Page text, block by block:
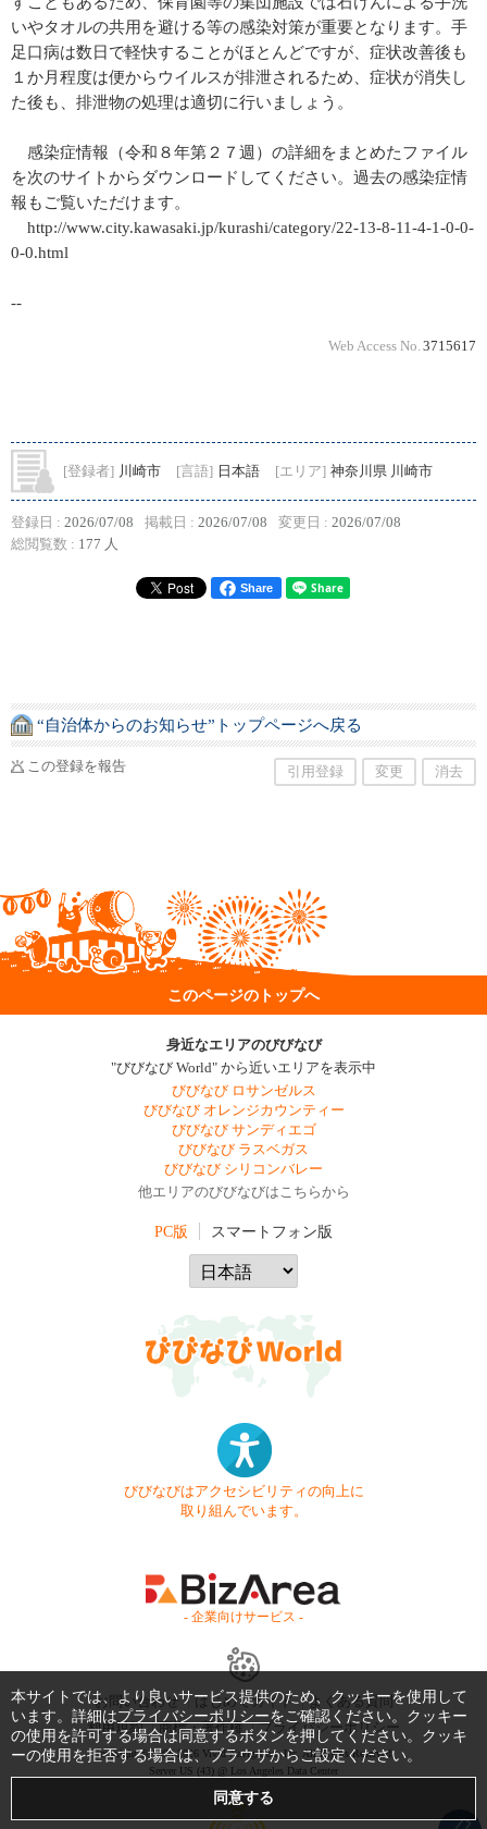
いやタオルの共用を避ける等の感染対策が重要となります。手
足口病は数日で軽快することがほとんどですが、症状改善後も
１か月程度は便からウイルスが排泄されるため、症状が消失し
た後も、排泄物の処理は適切に行いましょう。
感染症情報（令和８年第２７週）の詳細をまとめたファイル
を次のサイトからダウンロードしてください。過去の感染症情
報もご覧いただけます。
http://www.city.kawasaki.jp/kurashi/category/22-13-8-11-4-1-0-0-
0-0.html
--
Web Access No. 3715617
[登録者] 川崎市 [言語] 日本語 [エリア] 神奈川県 川崎市
登録日 : 2026/07/08 掲載日 : 2026/07/08 変更日 : 2026/07/08
総閲覧数 : 177 人
Share
“自治体からのお知らせ”トップページへ戻る
この登録を報告 引用登録 変更 消去
このページのトップへ
身近なエリアのびびなび
"びびなび World" から近いエリアを表示中
びびなび ロサンゼルス
びびなび オレンジカウンティー
びびなび サンディエゴ
びびなび ラスベガス
びびなび シリコンバレー
他エリアのびびなびはこちらから
PC版 スマートフォン版
びびなびはアクセシビリティの向上に
取り組んでいます。
- 企業向けサービス -
お問い合わせ はじめてガイド
よくある質問
利用規約
商標・著作権 プライバシーポリシー
Copyright © 1999-2026 Vivid Navigation, Inc. All Rights Reserved.
Server US (43) @ Los Angeles Data Center
本サイトでは、より良いサービス提供のため、クッキーを使用して
います。詳細はプライバシーポリシーをご確認ください。クッキー
の使用を許可する場合は同意するボタンを押してください。クッキ
ーの使用を拒否する場合は、ブラウザからご設定ください。